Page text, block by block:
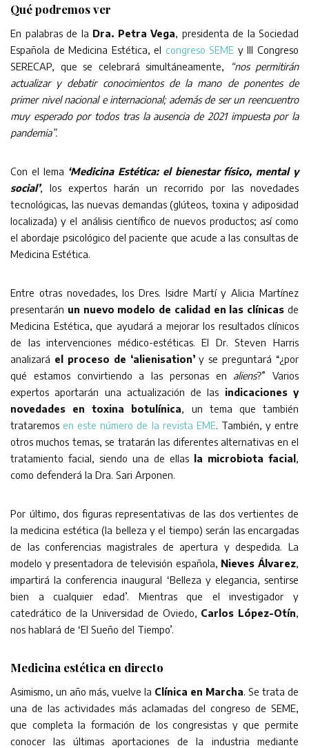
Qué podremos ver
En palabras de la Dra. Petra Vega, presidenta de la Sociedad
Española de Medicina Estética, el congreso SEME y III Congreso
SERECAP, que se celebrará simultáneamente,
“nos permitirán
actualizar y debatir conocimientos de la mano de ponentes de
primer nivel nacional e internacional; además de ser un reencuentro
muy esperado por todos tras la ausencia de 2021 impuesta por la
pandemia”.
Con el lema ‘Medicina Estética: el bienestar físico, mental y
social’, los expertos harán un recorrido por las novedades
tecnológicas, las nuevas demandas (glúteos, toxina y adiposidad
localizada) y el análisis científico de nuevos productos; así como
el abordaje psicológico del paciente que acude a las consultas de
Medicina Estética.
Entre otras novedades, los Dres. Isidre Martí y Alicia Martínez
presentarán un nuevo modelo de calidad en las clínicasde
Medicina Estética, que ayudará a mejorar los resultados clínicos
de las intervenciones médico-estéticas. El Dr. Steven Harris
analizará el proceso de ‘alienisation’y se preguntará “¿por
qué estamos convirtiendo a las personas en aliens?” Varios
expertos aportarán una actualización de las indicaciones y
novedades en toxina botulínica, un tema que también
trataremos en este número de la revista EME. También, y entre
otros muchos temas, se tratarán las diferentes alternativas en el
tratamiento facial, siendo una de ellas la microbiota facial,
como defenderá la Dra. Sari Arponen.
Por último, dos figuras representativas de las dos vertientes de
la medicina estética (la belleza y el tiempo) serán las encargadas
de las conferencias magistrales de apertura y despedida. La
modelo y presentadora de televisión española, Nieves Álvarez,
impartirá la conferencia inaugural ‘Belleza y elegancia, sentirse
bien a cualquier edad’. Mientras que el investigador y
catedrático de la Universidad de Oviedo, Carlos López-Otín,
nos hablará de ‘El Sueño del Tiempo’.
Medicina estética en directo
Asimismo, un año más, vuelve la Clínica en Marcha. Se trata de
una de las actividades más aclamadas del congreso de SEME,
que completa la formación de los congresistas y que permite
conocer las últimas aportaciones de la industria mediante